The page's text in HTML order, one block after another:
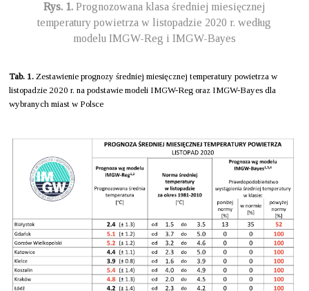
Rys. 1. Prognozowana klasa średniej miesięcznej
temperatury powietrza w listopadzie 2020 r. według
modelu IMGW-Reg i IMGW-Bayes
Tab. 1.Zestawienie prognozy średniej miesięcznej temperatury powietrza w
listopadzie 2020 r. na podstawie modeli IMGW-Reg oraz IMGW-Bayes dla
wybranych miast w Polsce